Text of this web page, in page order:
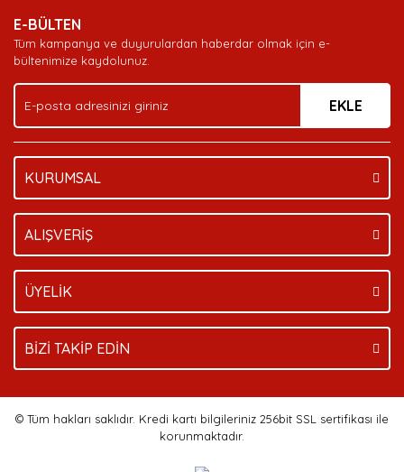
E-BÜLTEN
Tüm kampanya ve duyurulardan haberdar olmak için e-
bültenimize kaydolunuz.
EKLE
KURUMSAL
ALIŞVERİŞ
ÜYELİK
BİZİ TAKİP EDİN
© Tüm hakları saklıdır. Kredi kartı bilgileriniz 256bit SSL sertifikası ile
korunmaktadır.